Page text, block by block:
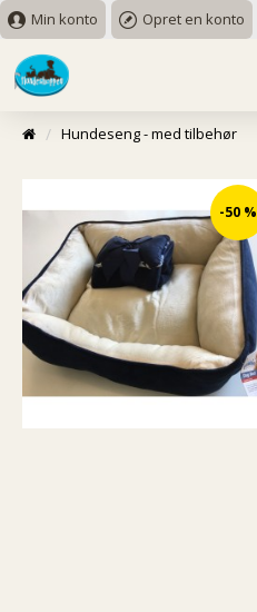
Min konto Opret en konto
Hundeseng - med tilbehør
-50 %